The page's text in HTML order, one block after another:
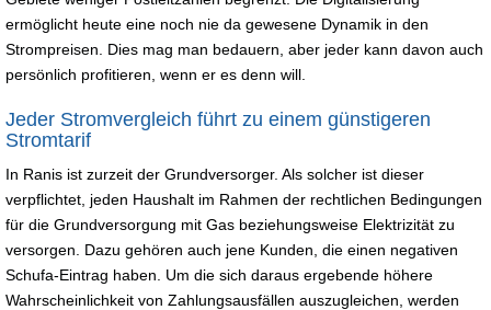
ermöglicht heute eine noch nie da gewesene Dynamik in den
Strompreisen. Dies mag man bedauern, aber jeder kann davon auch
persönlich profitieren, wenn er es denn will.
Jeder Stromvergleich führt zu einem günstigeren
Stromtarif
In Ranis ist zurzeit der Grundversorger. Als solcher ist dieser
verpflichtet, jeden Haushalt im Rahmen der rechtlichen Bedingungen
für die Grundversorgung mit Gas beziehungsweise Elektrizität zu
versorgen. Dazu gehören auch jene Kunden, die einen negativen
Schufa-Eintrag haben. Um die sich daraus ergebende höhere
Wahrscheinlichkeit von Zahlungsausfällen auszugleichen, werden